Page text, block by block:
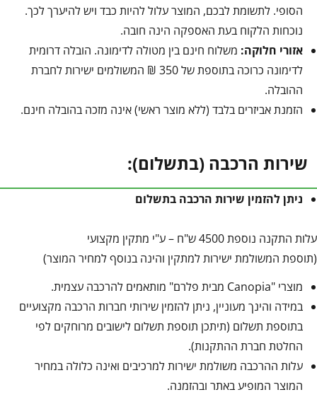
הסופי. לתשומת לבכם, המוצר עלול להיות כבד ויש להיערך לכך.
נוכחות הלקוח בעת האספקה הינה חובה.
אזורי חלוקה: משלוח חינם בין מטולה לדימונה. הובלה דרומית
לדימונה כרוכה בתוספת של 350 ₪ המשולמים ישירות לחברת
ההובלה.
הזמנת אביזרים בלבד (ללא מוצר ראשי) אינה מזכה בהובלה חינם.
שירות הרכבה (בתשלום):
ניתן להזמין שירות הרכבה בתשלום
עלות התקנה נוספת 4500 ש"ח – ע"י מתקין מקצועי
(תוספת המשולמת ישירות למתקין והינה בנוסף למחיר המוצר)
מוצרי "Canopia מבית פלרם" מותאמים להרכבה עצמית.
במידה והינך מעוניין, ניתן להזמין שירותי חברות הרכבה מקצועיים
בתוספת תשלום (תיתכן תוספת תשלום לישובים מרוחקים לפי
החלטת חברת ההתקנות).
עלות ההרכבה משולמת ישירות למרכיבים ואינה כלולה במחיר
המוצר המופיע באתר ובהזמנה.